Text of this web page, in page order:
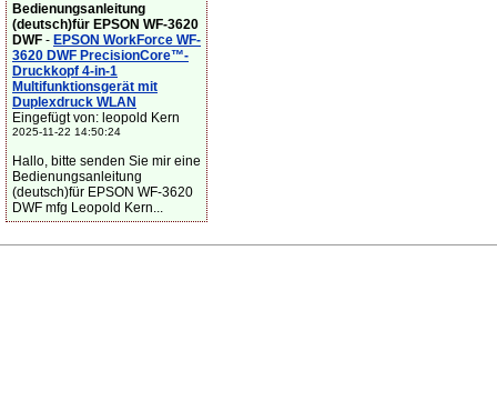
Bedienungsanleitung
(deutsch)für EPSON WF-3620
DWF - EPSON WorkForce WF-
3620 DWF PrecisionCore™-
Druckkopf 4-in-1
Multifunktionsgerät mit
Duplexdruck WLAN
Eingefügt von: leopold Kern
2025-11-22 14:50:24
Hallo, bitte senden Sie mir eine
Bedienungsanleitung
(deutsch)für EPSON WF-3620
DWF mfg Leopold Kern...